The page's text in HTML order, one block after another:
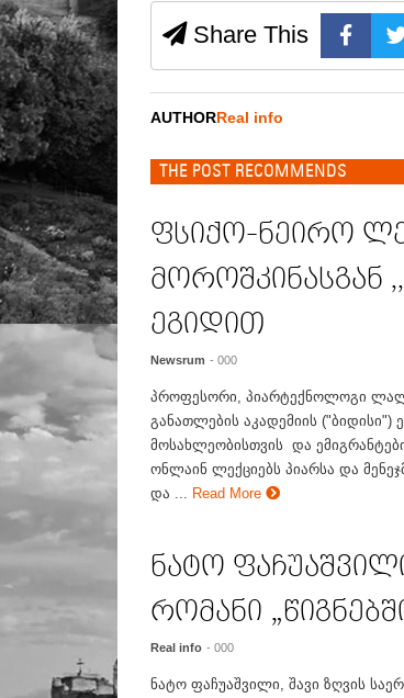
Share This
AUTHOR Real info
THE POST RECOMMENDS
ფსიქო-ნეირო
მოროშკინასგან
ეგიდით
Newsrum - 000
პროფესორი, პიარტექნოლოგი
განათლების აკადემიის
მოსახლეობისთვის და
ონლაინ ლექციებს პიარსა და
და ...
Read More
ნატო
რომანი
Real info - 000
ნატო ფაჩუაშვილი, შავი ზღვის